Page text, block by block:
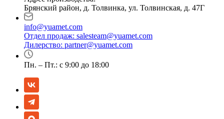
Брянский район, д. Толвинка, ул. Толвинская, д. 47Г
info@yuamet.com
Отдел продаж: salesteam@yuamet.com
Дилерство: partner@yuamet.com
Пн. – Пт.: с 9:00 до 18:00